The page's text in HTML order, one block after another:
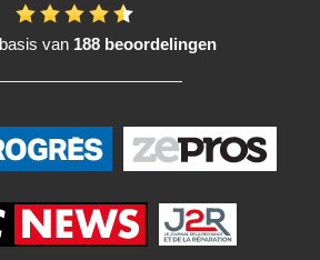
van 188 beoordelingen